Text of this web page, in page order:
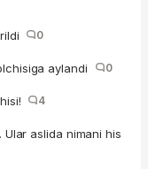
0
aylandi 0
4
aslida nimani his